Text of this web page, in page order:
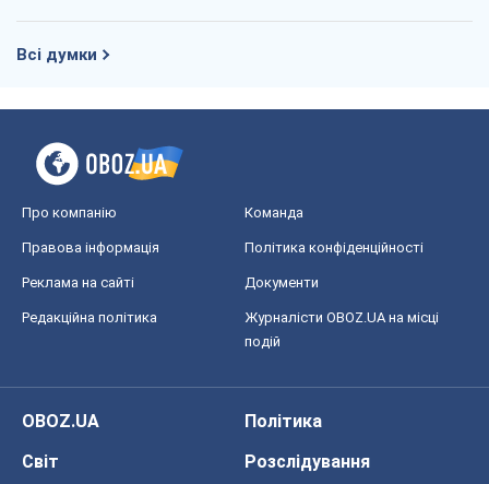
Всі думки
Про компанію Команда
Правова інформація Політика конфіденційності
Реклама на сайті Документи
Редакційна політика
Журналісти OBOZ.UA на місці
подій
OBOZ.UA
Політика
Світ
Розслідування